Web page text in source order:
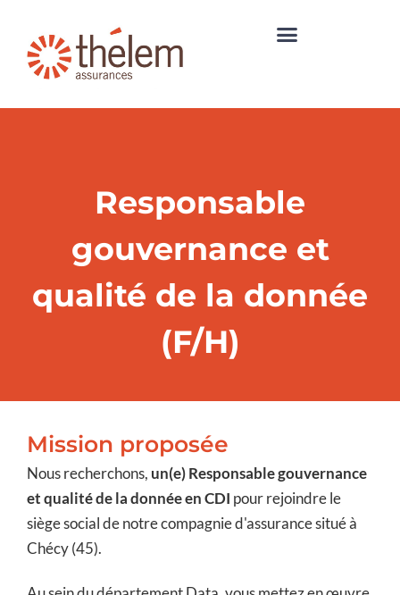
Responsable
gouvernance et
qualité de la donnée
(F/H)
Mission proposée
Nous recherchons, un(e) Responsable gouvernance
et qualité de la donnée en CDI pour rejoindre le
siège social de notre compagnie d'assurance situé à
Chécy (45).